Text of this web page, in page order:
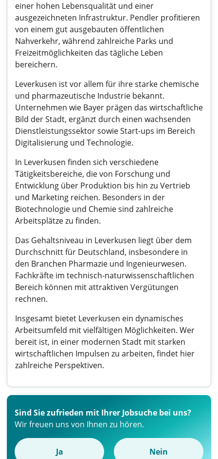
einer hohen Lebensqualität und einer
ausgezeichneten Infrastruktur. Pendler profitieren
von einem gut ausgebauten öffentlichen
Nahverkehr, während zahlreiche Parks und
Freizeitmöglichkeiten das tägliche Leben
bereichern.
Leverkusen ist vor allem für ihre starke chemische
und pharmazeutische Industrie bekannt.
Unternehmen wie Bayer prägen das wirtschaftliche
Bild der Stadt, ergänzt durch einen wachsenden
Dienstleistungssektor sowie Start-ups im Bereich
Digitalisierung und Technologie.
In Leverkusen finden sich verschiedene
Tätigkeitsbereiche, die von Forschung und
Entwicklung über Produktion bis hin zu Vertrieb
und Marketing reichen. Besonders in der
Biotechnologie und Chemie sind zahlreiche
Arbeitsplätze zu finden.
Das Gehaltsniveau in Leverkusen liegt über dem
Durchschnitt für Deutschland, insbesondere in
den Branchen Pharmazie und Ingenieurwesen.
Fachkräfte im technisch-naturwissenschaftlichen
Bereich können mit attraktiven Vergütungen
rechnen.
Insgesamt bietet Leverkusen ein dynamisches
Arbeitsumfeld mit vielfältigen Möglichkeiten. Wer
bereit ist, in einer modernen Stadt mit starken
wirtschaftlichen Impulsen zu arbeiten, findet hier
zahlreiche Perspektiven.
Sind Sie zufrieden mit Ihrer Jobsuche bei uns?
Wir freuen uns von Ihnen zu hören.
Ja Nein